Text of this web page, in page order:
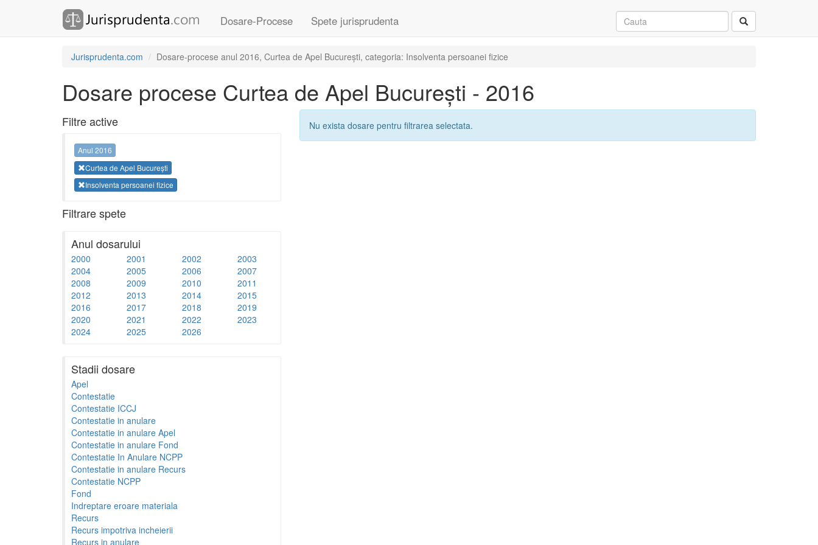
Dosare-Procese Spete jurisprudenta
Jurisprudenta.com Dosare-procese anul 2016, Curtea de Apel București, categoria: Insolventa persoanei fizice
Dosare procese Curtea de Apel București - 2016
Filtre active
Anul 2016
Curtea de Apel București
Insolventa persoanei fizice
Filtrare spete
Anul dosarului
2000 2001 2002
2003
2004
2005 2006
2007
2008
2009 2010
2011
2012
2013 2014
2015
2016
2017 2018
2019
2020
2021 2022
2023
2024
2025 2026
Stadii dosare
Apel
Contestatie
Contestatie ICCJ
Contestatie in anulare
Contestatie in anulare Apel
Contestatie in anulare Fond
Contestatie In Anulare NCPP
Contestatie in anulare Recurs
Contestatie NCPP
Fond
Indreptare eroare materiala
Recurs
Recurs impotriva incheierii
Recurs in anulare
Nu exista dosare pentru filtrarea selectata.